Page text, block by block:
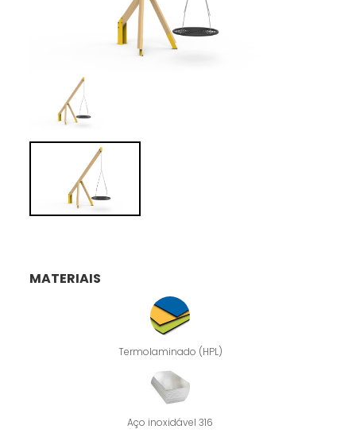
MATERIAIS
Termolaminado (HPL)
Aço inoxidável 316